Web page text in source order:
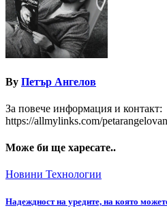
By Петър Ангелов
За повече информация и контакт:
https://allmylinks.com/
Може би ще харесате..
Новини Технологии
Надеждност на уредите, на която